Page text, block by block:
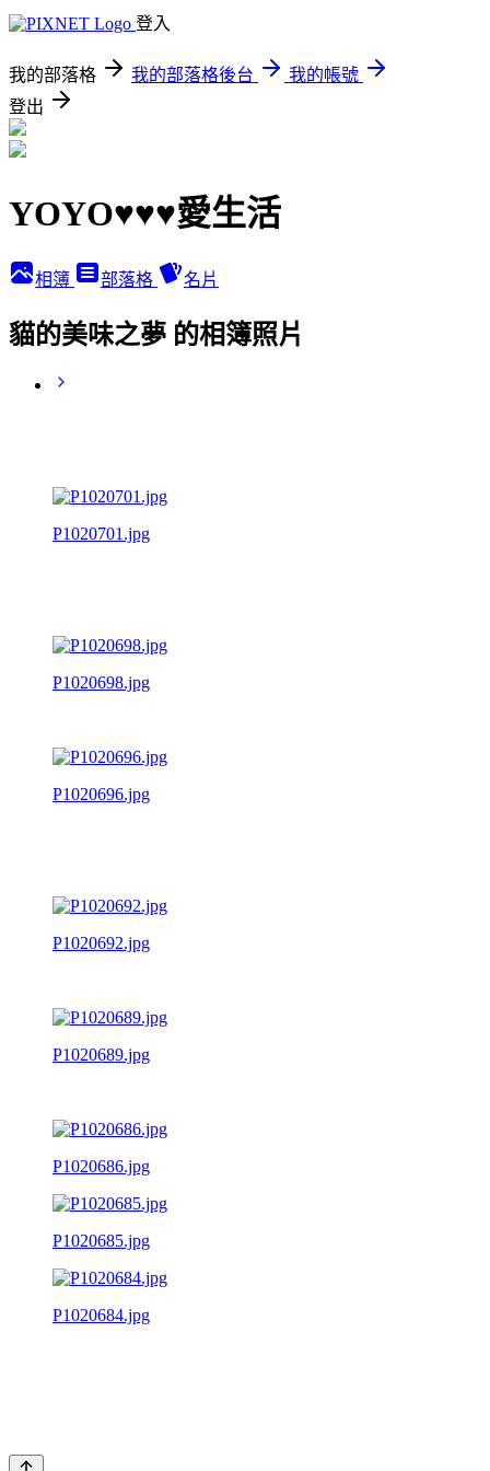
登入
我的部落格 我的部落格後台
我的帳號
登出
YOYO♥♥♥愛生活
相簿 部落格 名片
貓的美味之夢 的相簿照片
P1020701.jpg
P1020698.jpg
P1020696.jpg
P1020692.jpg
P1020689.jpg
P1020686.jpg
P1020685.jpg
P1020684.jpg